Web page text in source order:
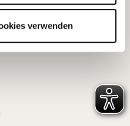
verwenden